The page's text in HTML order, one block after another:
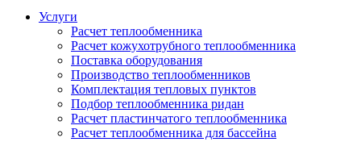
Услуги
Расчет теплообменника
Расчет кожухотрубного теплообменника
Поставка оборудования
Производство теплообменников
Комплектация тепловых пунктов
Подбор теплообменника ридан
Расчет пластинчатого теплообменника
Расчет теплообменника для бассейна